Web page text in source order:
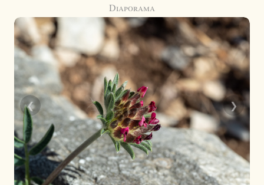
Diaporama
❮ ❯